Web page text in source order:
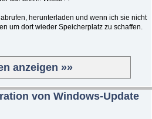
herunterladen und wenn ich sie nicht
um dort wieder Speicherplatz zu schaffen.
anzeigen »»
von Windows-Update